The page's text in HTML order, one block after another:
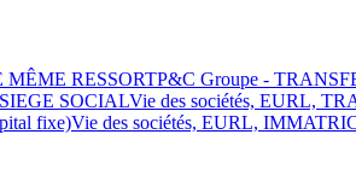
MÊME RESSORTP&C Groupe -
SOCIALVie des sociétés, EURL,
fixe)Vie des sociétés, EURL,